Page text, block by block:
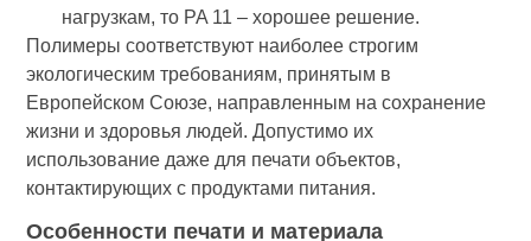
нагрузкам, то PA 11 – хорошее решение.
Полимеры соответствуют наиболее строгим
экологическим требованиям, принятым в
Европейском Союзе, направленным на сохранение
жизни и здоровья людей. Допустимо их
использование даже для печати объектов,
контактирующих с продуктами питания.
Особенности печати и материала